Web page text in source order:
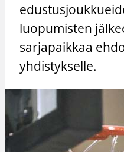
luopumisten
sarjapaikkaa
yhdistykselle.